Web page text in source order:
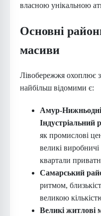
власною унікальною
Основні
масиви
Лівобережжя охоплює
найбільш відомими є:
Амур-
Індустріальний
як промислові
великі
квартали
Самарський
ритмом,
великою
Великі житлові